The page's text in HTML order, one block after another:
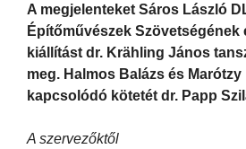
A megjelenteket Sáros László
Építőművészek Szövetségének
kiállítást dr. Krähling János
meg. Halmos Balázs és Marótzy
kapcsolódó kötetét dr. Papp
A szervezőktől